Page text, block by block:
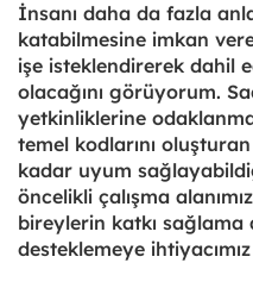
İnsanı daha da fazla
katabilmesine imkan
işe isteklendirerek dahil
olacağını görüyorum.
yetkinliklerine
temel kodlarını
kadar uyum
öncelikli çalışma
bireylerin katkı sağlama
desteklemeye